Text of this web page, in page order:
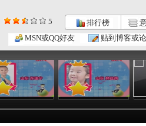
5 排行榜
MSN或QQ好友 贴到博客或
动画乐翻天...
01:03
动画乐翻天...
01:03